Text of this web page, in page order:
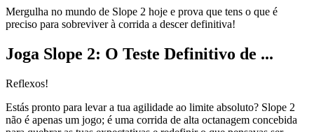
Mergulha no mundo de Slope 2 hoje e prova que tens o que é
preciso para sobreviver à corrida a descer definitiva!
Joga Slope 2: O Teste Definitivo de ...
Reflexos!
Estás pronto para levar a tua agilidade ao limite absoluto? Slope 2
não é apenas um jogo; é uma corrida de alta octanagem concebida